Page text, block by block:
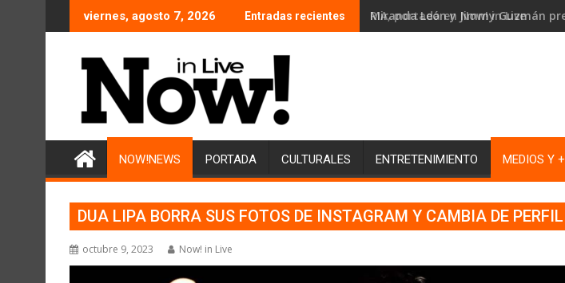
al
viernes, agosto 7, 2026 Entradas recientes RIA, portada en Now! in Live
NOW!NEWS PORTADA CULTURALES ENTRETENIMIENTO MEDIOS Y +
DUA LIPA BORRA SUS FOTOS DE INSTAGRAM Y CAMBIA DE PERFIL
octubre 9, 2023 Now! in Live